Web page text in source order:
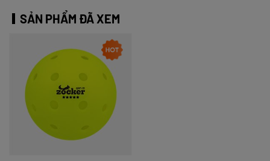
SẢN PHẨM ĐÃ XEM